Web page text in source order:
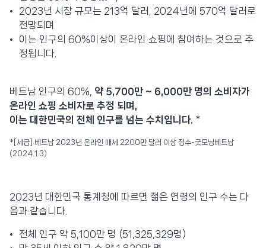
2023년 시장 규모는 213억 달러, 2024년에 570억 달러로
전망되며
이는 인구의 60%이상이 온라인 쇼핑에 참여하는 것으로 추
정됩니다.
베트남 인구의 60%, 약 5,700만 ~ 6,000만 명의 소비자가
온라인 쇼핑 소비자로 추정 되며,
이는 대한민국의 전체 인구를 넘는 수치입니다. *
*[세금] 베트남 2023년 온라인 매세 2200만 달러 이상 징수-굿모닝베트남
(2024.1.3)
2023년 대한민국 통계청에 따르면 젊은 연령의 인구 수는 다
음과 같습니다.
전체 인구 약 5,100만 명 (51,325,329명)